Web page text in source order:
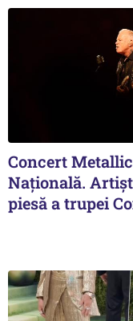
Concert
Naţională.
piesă a trupei